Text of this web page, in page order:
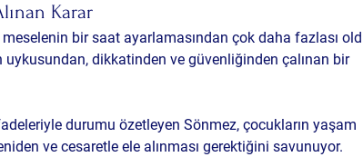
Karar
meselenin bir saat ayarlamasından çok daha fazlası
dikkatinden ve güvenliğinden çalınan bir
durumu özetleyen Sönmez, çocukların yaşam
ve cesaretle ele alınması gerektiğini savunuyor.